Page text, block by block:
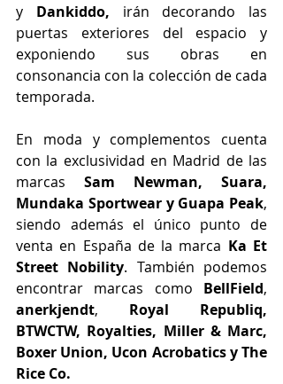
y Dankiddo, irán decorando las
puertas exteriores del espacio y
exponiendo sus obras en
consonancia con la colección de cada
temporada.
En moda y complementos cuenta
con la exclusividad en Madrid de las
marcas Sam Newman, Suara,
Mundaka Sportwear y Guapa Peak,
siendo además el único punto de
venta en España de la marca Ka Et
Street Nobility. También podemos
encontrar marcas como BellField
anerkjendt, Royal Republiq,
BTWCTW, Royalties, Miller & Marc,
Boxer Union, Ucon Acrobatics y The
Rice Co.